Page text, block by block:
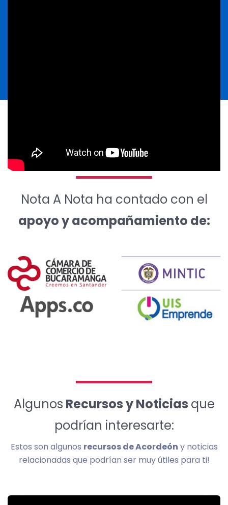
Nota A Nota ha contado con el
apoyo y acompañamiento de:
Algunos Recursos y Noticias que
podrían interesarte:
Estos son algunos recursos de Acordeón y noticias
relacionadas que podrían ser muy útiles para ti!